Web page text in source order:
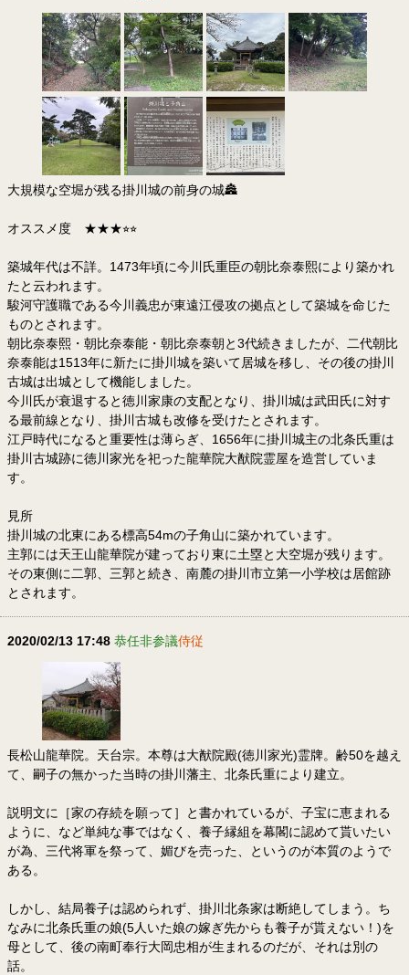
大規模な空堀が残る掛川城の前身の城🏯
オススメ度 ★★★⭐︎⭐︎
築城年代は不詳。1473年頃に今川氏重臣の朝比奈泰熙により築かれ
たと云われます。
駿河守護職である今川義忠が東遠江侵攻の拠点として築城を命じた
ものとされます。
朝比奈泰熙・朝比奈泰能・朝比奈泰朝と3代続きましたが、二代朝比
奈泰能は1513年に新たに掛川城を築いて居城を移し、その後の掛川
古城は出城として機能しました。
今川氏が衰退すると徳川家康の支配となり、掛川城は武田氏に対す
る最前線となり、掛川古城も改修を受けたとされます。
江戸時代になると重要性は薄らぎ、1656年に掛川城主の北条氏重は
掛川古城跡に徳川家光を祀った龍華院大猷院霊屋を造営していま
す。
見所
掛川城の北東にある標高54mの子角山に築かれています。
主郭には天王山龍華院が建っており東に土塁と大空堀が残ります。
その東側に二郭、三郭と続き、南麓の掛川市立第一小学校は居館跡
とされます。
2020/02/13 17:48 恭任非参議侍従
長松山龍華院。天台宗。本尊は大猷院殿(徳川家光)霊牌。齢50を越え
て、嗣子の無かった当時の掛川藩主、北条氏重により建立。
説明文に［家の存続を願って］と書かれているが、子宝に恵まれる
ように、など単純な事ではなく、養子縁組を幕閣に認めて貰いたい
が為、三代将軍を祭って、媚びを売った、というのが本質のようで
ある。
しかし、結局養子は認められず、掛川北条家は断絶してしまう。ち
なみに北条氏重の娘(5人いた娘の嫁ぎ先からも養子が貰えない！)を
母として、後の南町奉行大岡忠相が生まれるのだが、それは別の
話。